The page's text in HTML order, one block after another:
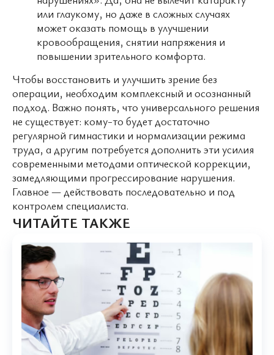
или глаукому, но даже в сложных случаях
может оказать помощь в улучшении
кровообращения, снятии напряжения и
повышении зрительного комфорта.
Чтобы восстановить и улучшить зрение без
операции, необходим комплексный и осознанный
подход. Важно понять, что универсального решения
не существует: кому-то будет достаточно
регулярной гимнастики и нормализации режима
труда, а другим потребуется дополнить эти усилия
современными методами оптической коррекции,
замедляющими прогрессирование нарушения.
Главное — действовать последовательно и под
контролем специалиста.
ЧИТАЙТЕ ТАКЖЕ